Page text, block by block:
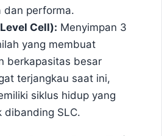
dan performa.
Cell): Menyimpan 3
yang membuat
berkapasitas besar
terjangkau saat ini,
siklus hidup yang
dibanding SLC.